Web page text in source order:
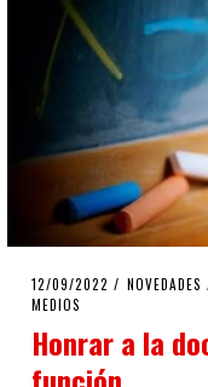
POSTED
ON
12/09/2022 12/09/2022
NOVEDADES
MEDIOS
​Honrar a la